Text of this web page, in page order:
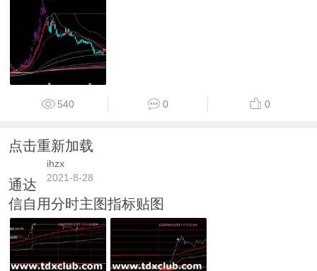
540 0 0
点击重新加载
ihzx
2021-8-28
通达
信自用分时主图指标贴图